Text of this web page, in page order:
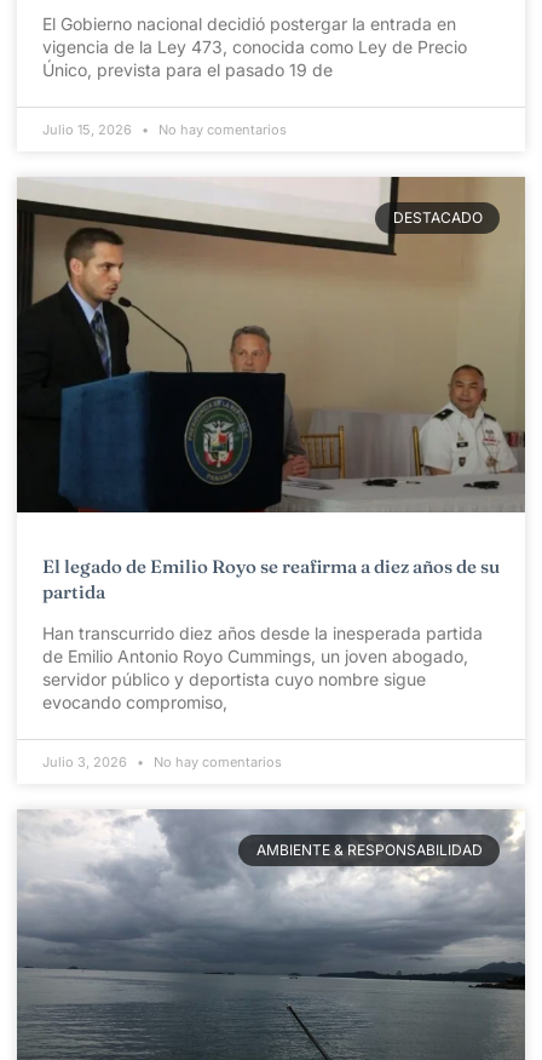
El Gobierno nacional decidió postergar la entrada en
vigencia de la Ley 473, conocida como Ley de Precio
Único, prevista para el pasado 19 de
Julio 15, 2026 No hay comentarios
DESTACADO
El legado de Emilio Royo se reafirma a diez años de su
partida
Han transcurrido diez años desde la inesperada partida
de Emilio Antonio Royo Cummings, un joven abogado,
servidor público y deportista cuyo nombre sigue
evocando compromiso,
Julio 3, 2026 No hay comentarios
AMBIENTE & RESPONSABILIDAD